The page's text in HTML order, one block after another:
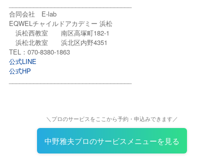
合同会社 E-lab
EQWELチャイルドアカデミー 浜松
浜松西教室 南区高塚町182-1
浜松北教室 浜北区内野4351
TEL：070-8380-1863
公式LINE
公式HP
＼プロのサービスをここから予約・申込みできます／
中野雅夫プロのサービスメニューを見る